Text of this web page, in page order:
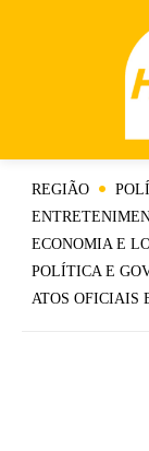
REGIÃO
ECONOMIA E
POLÍTICA E
ATOS OFICIAIS